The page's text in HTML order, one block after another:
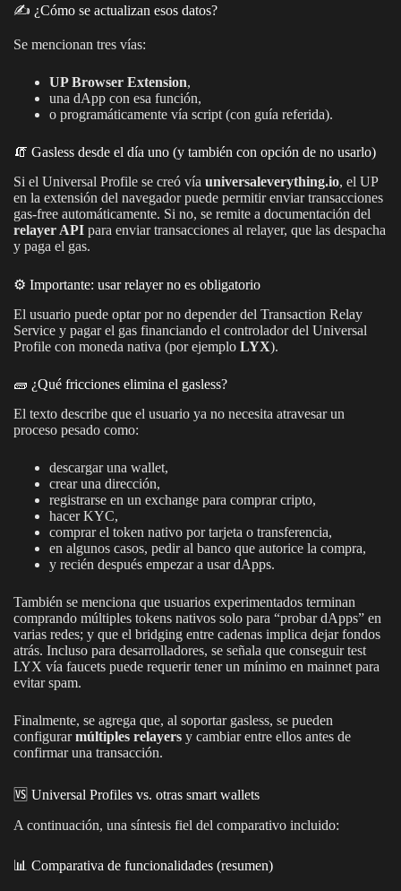
✍️ ¿Cómo se actualizan esos datos?
Se mencionan tres vías:
UP Browser Extension,
una dApp con esa función,
o programáticamente vía script (con guía referida).
🧯 Gasless desde el día uno (y también con opción de no usarlo)
Si el Universal Profile se creó vía universaleverything.io, el UP
en la extensión del navegador puede permitir enviar transacciones
gas-free automáticamente. Si no, se remite a documentación del
relayer API para enviar transacciones al relayer, que las despacha
y paga el gas.
⚙️ Importante: usar relayer no es obligatorio
El usuario puede optar por no depender del Transaction Relay
Service y pagar el gas financiando el controlador del Universal
Profile con moneda nativa (por ejemplo LYX).
🧱 ¿Qué fricciones elimina el gasless?
El texto describe que el usuario ya no necesita atravesar un
proceso pesado como:
descargar una wallet,
crear una dirección,
registrarse en un exchange para comprar cripto,
hacer KYC,
comprar el token nativo por tarjeta o transferencia,
en algunos casos, pedir al banco que autorice la compra,
y recién después empezar a usar dApps.
También se menciona que usuarios experimentados terminan
comprando múltiples tokens nativos solo para “probar dApps” en
varias redes; y que el bridging entre cadenas implica dejar fondos
atrás. Incluso para desarrolladores, se señala que conseguir test
LYX vía faucets puede requerir tener un mínimo en mainnet para
evitar spam.
Finalmente, se agrega que, al soportar gasless, se pueden
configurarmúltiples relayers y cambiar entre ellos antes de
confirmar una transacción.
🆚 Universal Profiles vs. otras smart wallets
A continuación, una síntesis fiel del comparativo incluido:
📊 Comparativa de funcionalidades (resumen)